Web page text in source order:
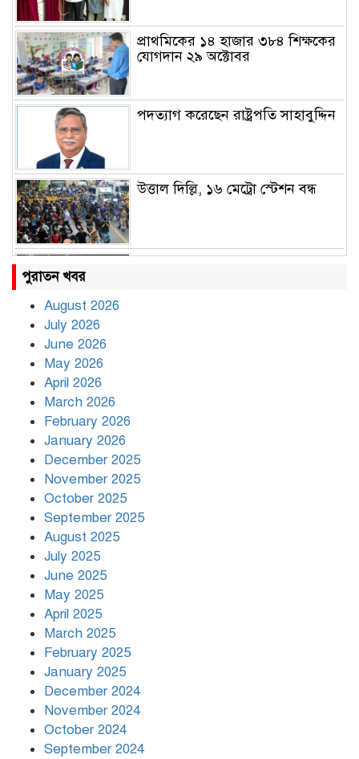
প্রাথমিকের ১৪ হাজার ৩৮৪ শিক্ষকের
যোগদান ২৯ অক্টোবর
পদত্যাগ করেছেন রাষ্ট্রপতি সাহাবুদ্দিন
উত্তাল দিল্লি, ১৬ মেট্রো স্টেশন বন্ধ
বৃষ্টি থামার নাম নেই, পথে পথে
পুরাতন খবর
August 2026
July 2026
June 2026
May 2026
April 2026
March 2026
February 2026
January 2026
December 2025
November 2025
October 2025
September 2025
August 2025
July 2025
June 2025
May 2025
April 2025
March 2025
February 2025
January 2025
December 2024
November 2024
October 2024
September 2024